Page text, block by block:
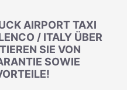
AIRPORT TAXI
/ ITALY ÜBER
SIE VON
SOWIE